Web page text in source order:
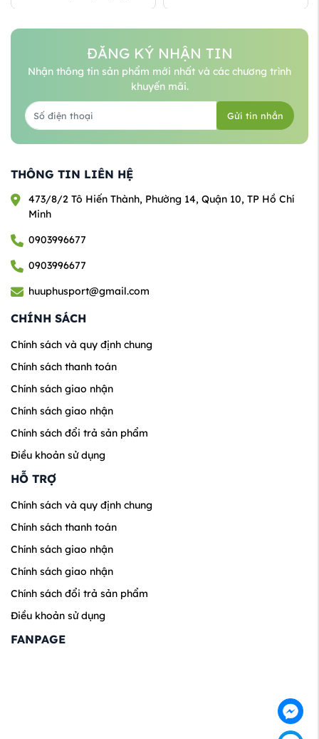
ĐĂNG KÝ NHẬN TIN
Nhận thông tin sản phẩm mới nhất và các chương trình
khuyến mãi.
Gửi tin nhắn
THÔNG TIN LIÊN HỆ
473/8/2 Tô Hiến Thành, Phường 14, Quận 10, TP Hồ Chí
Minh
0903996677
0903996677
huuphusport@gmail.com
CHÍNH SÁCH
Chính sách và quy định chung
Chính sách thanh toán
Chính sách giao nhận
Chính sách giao nhận
Chính sách đổi trả sản phẩm
Điều khoản sử dụng
HỖ TRỢ
Chính sách và quy định chung
Chính sách thanh toán
Chính sách giao nhận
Chính sách giao nhận
Chính sách đổi trả sản phẩm
Điều khoản sử dụng
FANPAGE